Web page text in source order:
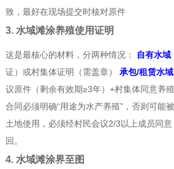
致，最好在现场提交时核对原件
3. 水域滩涂养殖使用证明
这是最核心的材料，分两种情况： 自有水域
证）或村集体证明（需盖章） 承包/租赁水域
议原件（剩余有效期≥3年）+村集体同意养
合同必须明确“用途为水产养殖”，否则可能
土地使用，必须经村民会议2/3以上成员同
回。
4. 水域滩涂界至图